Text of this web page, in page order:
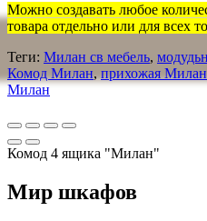
Можно создавать любое
товара отдельно или для всех
Теги: Милан св мебель,
Комод Милан, прихожая Милан
Милан
Комод 4 ящика "Милан"
Мир шкафов